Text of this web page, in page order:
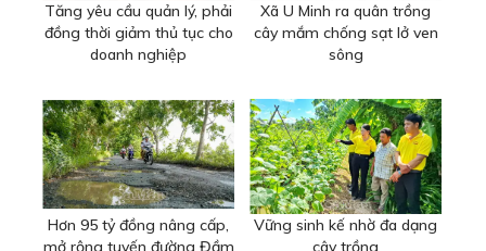
Tăng yêu cầu quản lý, phải
đồng thời giảm thủ tục cho
doanh nghiệp
Xã U Minh ra quân trồng
cây mắm chống sạt lở ven
sông
Hơn 95 tỷ đồng nâng cấp,
mở rộng tuyến đường Đầm
Vững sinh kế nhờ đa dạng
cây trồng